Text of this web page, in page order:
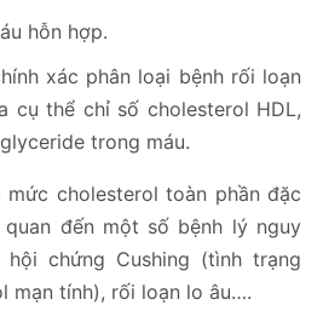
hỗn hợp.
xác phân loại bệnh rối loạn
cụ thể chỉ số cholesterol HDL,
trong máu.
cholesterol toàn phần đặc
đến một số bệnh lý nguy
chứng Cushing (tình trạng
mạn tính), rối loạn lo âu….